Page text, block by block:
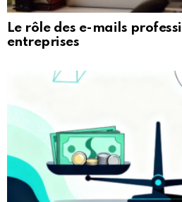
Le rôle des e-mails
entreprises